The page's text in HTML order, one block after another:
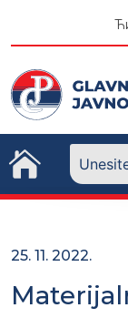
25. 11. 2022.